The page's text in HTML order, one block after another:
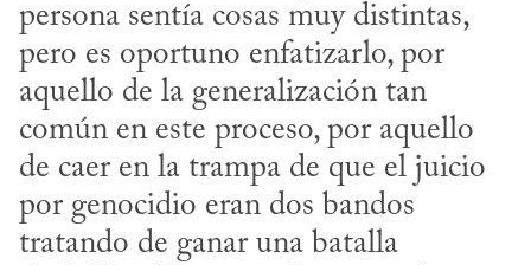
persona sentía cosas muy distintas,
pero es oportuno enfatizarlo, por
aquello de la generalización tan
común en este proceso, por aquello
de caer en la trampa de que el juicio
por genocidio eran dos bandos
tratando de ganar una batalla